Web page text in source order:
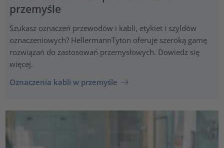
przemyśle
Szukasz oznaczeń przewodów i kabli, etykiet i szyldów
oznaczeniowych? HellermannTyton oferuje szeroką gamę
rozwiązań do zastosowań przemysłowych. Dowiedz się
więcej.
Oznaczenia kabli w przemyśle